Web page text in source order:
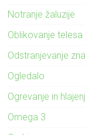
Notranje žaluzije
Oblikovanje telesa
Odstranjevanje
Ogledalo
Ogrevanje in
Omega 3